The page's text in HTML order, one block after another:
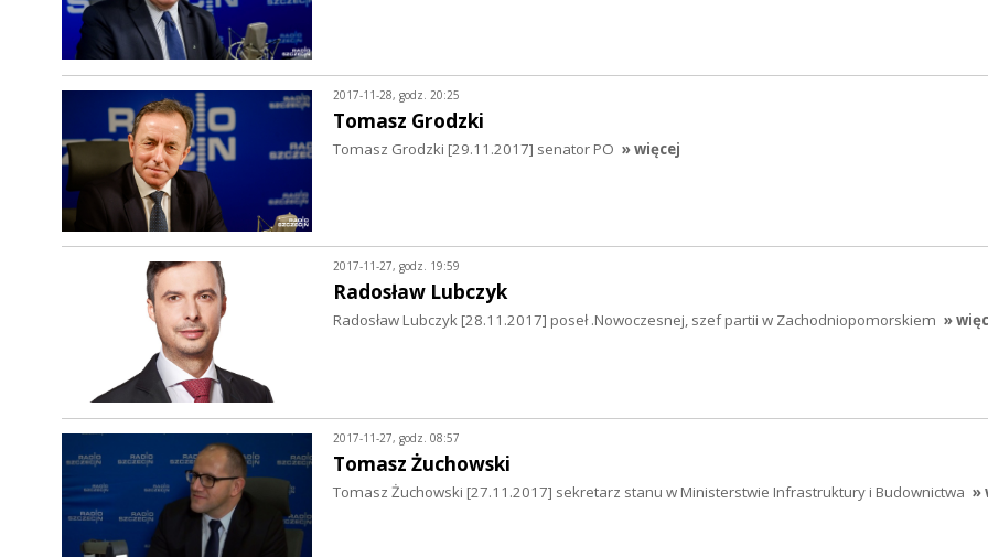
2017-11-28, godz. 20:25
Tomasz Grodzki
Tomasz Grodzki [29.11.2017] senator PO » więcej
2017-11-27, godz. 19:59
Radosław Lubczyk
Radosław Lubczyk [28.11.2017] poseł .Nowoczesnej, szef partii w Zachodniopomorskiem »
2017-11-27, godz. 08:57
Tomasz Żuchowski
Tomasz Żuchowski [27.11.2017] sekretarz stanu w Ministerstwie Infrastruktury i Budownictwa »